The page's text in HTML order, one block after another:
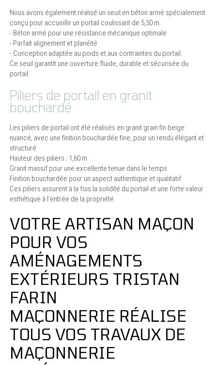
Nous avons également réalisé un seuil en béton armé spécialement
conçu pour accueillir un portail coulissant de 5,50 m.
- Béton armé pour une résistance mécanique optimale
- Parfait alignement et planéité
- Conception adaptée au poids et aux contraintes du portail.
Ce seuil garantit une ouverture fluide, durable et sécurisée du
portail.
Piliers de portail en granit
bouchardé
Les piliers de portail ont été réalisés en granit grain fin beige
nuancé, avec une finition bouchardée fine, pour un rendu élégant et
structuré.
Hauteur des piliers : 1,60 m
Granit massif pour une excellente tenue dans le temps
Finition bouchardée pour un aspect authentique et qualitatif.
Ces piliers assurent à la fois la solidité du portail et une forte valeur
esthétique à l’entrée de la propriété.
VOTRE ARTISAN MAÇON
POUR VOS
AMÉNAGEMENTS
EXTÉRIEURS TRISTAN
FARIN
MAÇONNERIE RÉALISE
TOUS VOS TRAVAUX DE
MAÇONNERIE